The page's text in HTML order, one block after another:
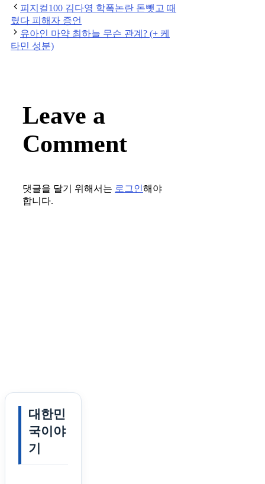
Post
navigation
피지컬100 김다영 학폭논란 돈뺏고 때
렸다 피해자 증언
유아인 마약 최하늘 무슨 관계? (+ 케
타민 성분)
Leave a
Comment
댓글을 달기 위해서는 로그인해야
합니다.
대한민
국이야
기